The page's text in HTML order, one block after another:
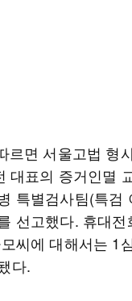
르면 서울고법 형
대표의 증거인멸
특별검사팀(특검
선고했다. 휴대전
씨에 대해서는 1
다.